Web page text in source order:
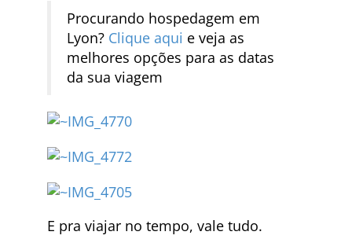
Procurando hospedagem em
Lyon? Clique aqui e veja as
melhores opções para as datas
da sua viagem
E pra viajar no tempo, vale tudo.